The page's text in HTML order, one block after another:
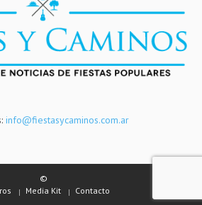
info@fiestasycaminos.com.ar
©
Media Kit Contacto